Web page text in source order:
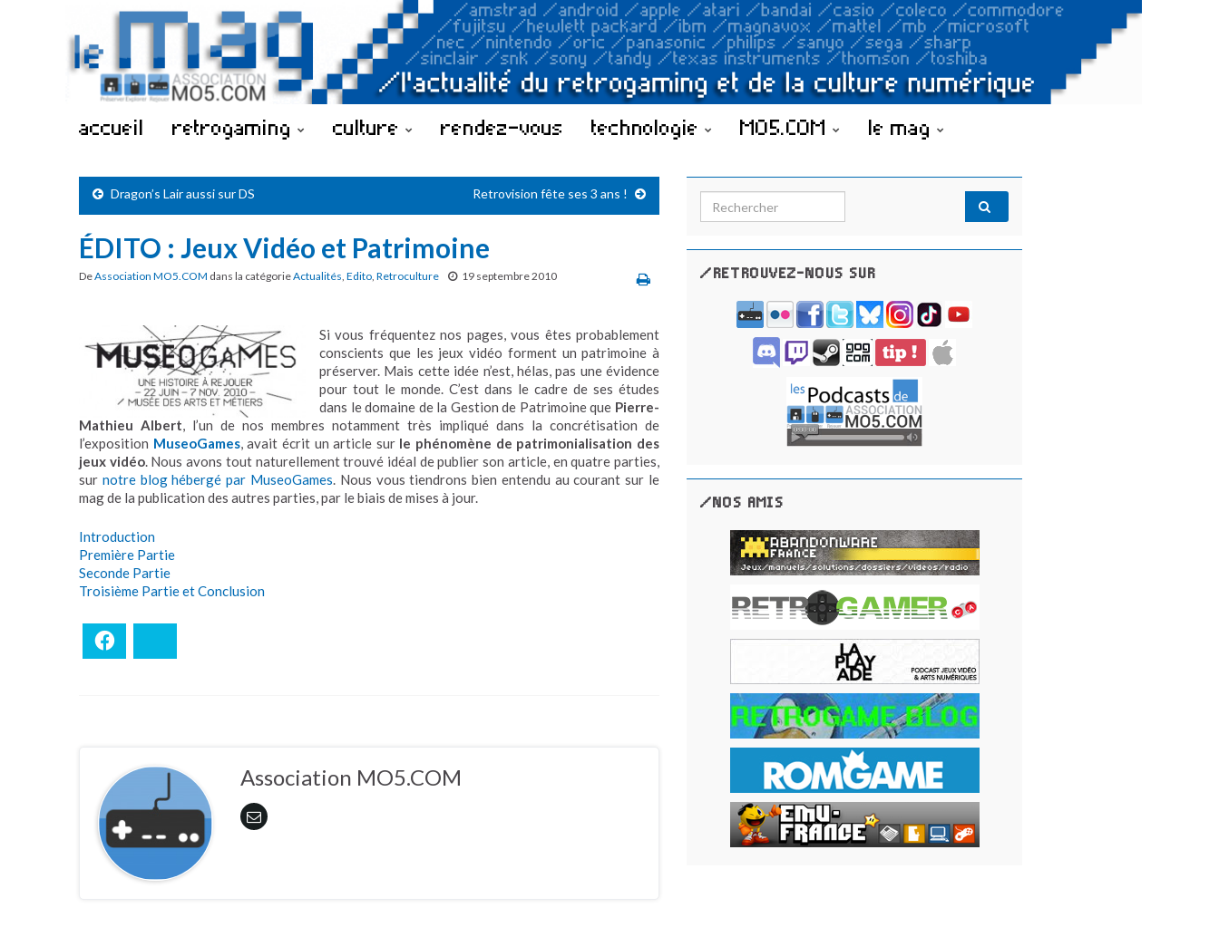
accueil retrogaming culture rendez-vous technologie MO5.COM le mag
Dragon’s Lair aussi sur DS Retrovision fête ses 3 ans !
ÉDITO : Jeux Vidéo et Patrimoine
DeAssociation MO5.COM dans la catégorieActualités, Edito, Retroculture 19 septembre 2010
Si vous fréquentez nos pages, vous êtes probablement
conscients que les jeux vidéo forment un patrimoine à
préserver. Mais cette idée n’est, hélas, pas une évidence
pour tout le monde. C’est dans le cadre de ses études
dans le domaine de la Gestion de Patrimoine que Pierre-
Mathieu Albert, l’un de nos membres notamment très impliqué dans la concrétisation de
l’exposition MuseoGames, avait écrit un article sur le phénomène de patrimonialisation des
jeux vidéo. Nous avons tout naturellement trouvé idéal de publier son article, en quatre parties,
sur notre blog hébergé par MuseoGames. Nous vous tiendrons bien entendu au courant sur le
mag de la publication des autres parties, par le biais de mises à jour.
Introduction
Première Partie
Seconde Partie
Troisième Partie et Conclusion
Association MO5.COM
Search for:
/RETROUVEZ-NOUS SUR
/NOS AMIS